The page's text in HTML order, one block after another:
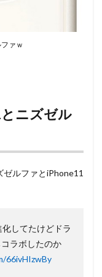
ァｗ
ニズゼル
ルファとiPhone11
してたけどドラ
ラボしたのか
66ivHIzwBy